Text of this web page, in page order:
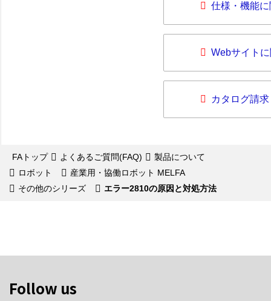
仕様・機能
Webサイト
カタログ請求
FAトップ よくあるご質問(FAQ)
製品について
ロボット
産業用・協働ロボット MELFA
その他のシリーズ
エラー2810の原因と対処方法
Follow us